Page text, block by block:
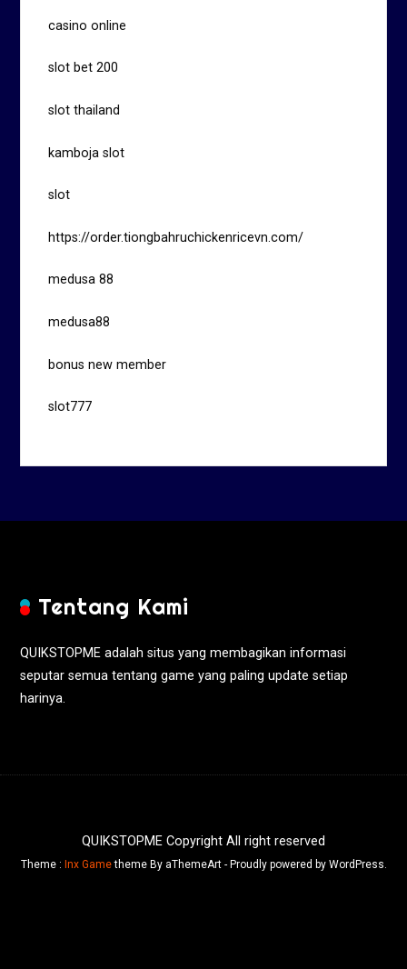
casino online
slot bet 200
slot thailand
kamboja slot
slot
https://order.tiongbahruchickenricevn.com/
medusa 88
medusa88
bonus new member
slot777
Tentang Kami
QUIKSTOPME adalah situs yang membagikan informasi
seputar semua tentang game yang paling update setiap
harinya.
QUIKSTOPME Copyright All right reserved
Theme : Inx Gametheme By aThemeArt - Proudly powered by WordPress.